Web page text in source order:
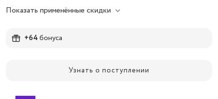
Показать применённые скидки
+64бонуса
Узнать о поступлении